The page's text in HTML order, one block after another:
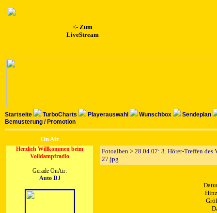
<- Zum
LiveStream
Startseite TurboCharts Playerauswahl Wunschbox
Sendeplan
Bemusterung / Promotion
On Air
Herzlich Willkommen beim
Volldampfradio
Gerade OnAir:
Auto DJ
Fotoalben > 28.04.07: 3. Hörer-Treffen des
27.jpg